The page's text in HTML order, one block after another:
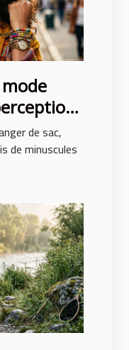
mode
de sac,
de minuscules